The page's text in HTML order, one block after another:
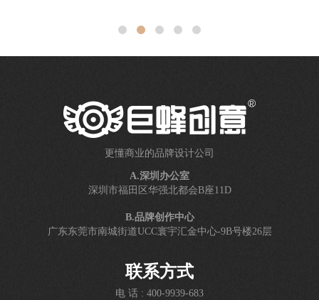
更懂商业的品牌设计公司
A.深圳办公室
深圳市福田区华强北都会B座11D
B.品牌创作中心
广东东莞市南城街道UCC寰宇汇金中心-9B号楼26层
联系方式
电 话 : 400-9939-683